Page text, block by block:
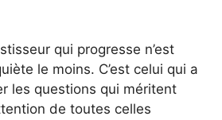
qui progresse n’est
le moins. C’est celui qui a
les questions qui méritent
de toutes celles